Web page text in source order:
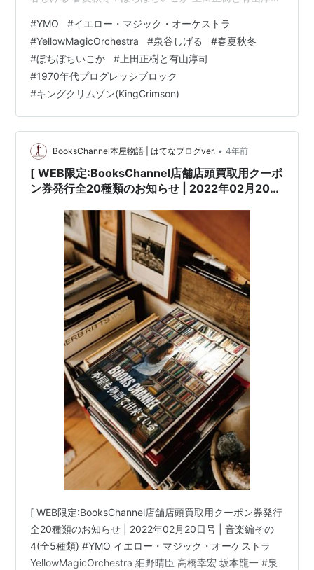
(KingCrimson) ピンクフロイド(PinkFloyd) #BlueNote
ECM impulse PacificJAZZ | 6日間限定 | 2022年02月21
日(月曜日)～02月26日(土曜日) 他 | …
#YMO #イエロー・マジック・オーケストラ
#YellowMagicOrchestra #泉谷しげる #春夏秋冬
#ぼちぼちいこか # 上田正樹と有山淳司
#1970年代プログレッシブロック
#キングクリムゾン(KingCrimson)
BooksChannel本屋物語 | はてなブログver. • 4年前
[ WEB限定:BooksChannel店舗店頭買取用クーポ
ン券発行全20種類のお知らせ | 2022年02月20日
ジック・オーケストラ YellowMagicOrchestra
細野晴臣 高橋幸宏 坂本龍一 #泉谷しげる 春夏秋
冬 #ぼちぼちいこか 上田正樹と有山淳司 #1970年
代プログレッシブロック キングクリムゾン
(KingCrimson) ピンクフロイド(PinkFloyd)
#BlueNote ECM impulse PacificJAZ
[ WEB限定:BooksChannel店舗店頭買取用クーポン券発行
全20種類のお知らせ | 2022年02月20日号 | 音楽編その
4(全5種類) #YMO イエロー・マジック・オーケストラ
YellowMagicOrchestra 細野晴臣 高橋幸宏 坂本龍一 #泉